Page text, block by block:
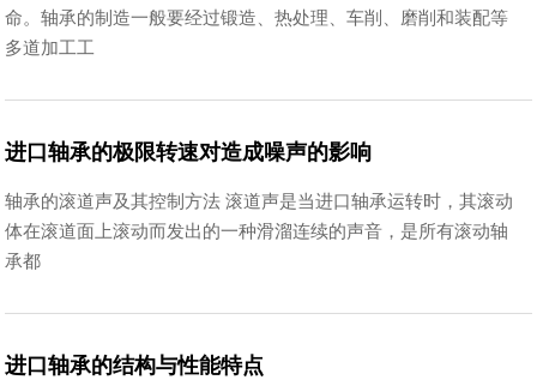
命。轴承的制造一般要经过锻造、热处理、车削、磨削和装配等
多道加工工
进口轴承的极限转速对造成噪声的影响
轴承的滚道声及其控制方法 滚道声是当进口轴承运转时，其滚动
体在滚道面上滚动而发出的一种滑溜连续的声音，是所有滚动轴
承都
进口轴承的结构与性能特点